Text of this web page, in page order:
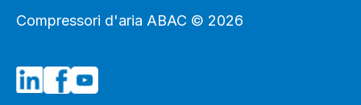
Compressori d'aria ABAC © 2026